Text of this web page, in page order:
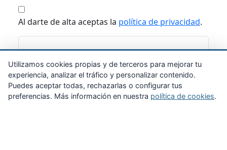
Al darte de alta aceptas la política de privacidad.
Suscribirme
Utilizamos cookies propias y de terceros para mejorar tu
experiencia, analizar el tráfico y personalizar contenido.
Puedes aceptar todas, rechazarlas o configurar tus
preferencias. Más información en nuestra política de cookies.